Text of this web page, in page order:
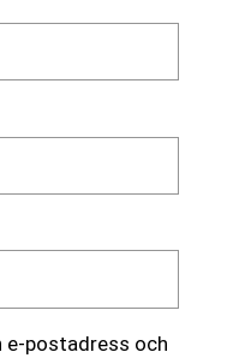
e-postadress och